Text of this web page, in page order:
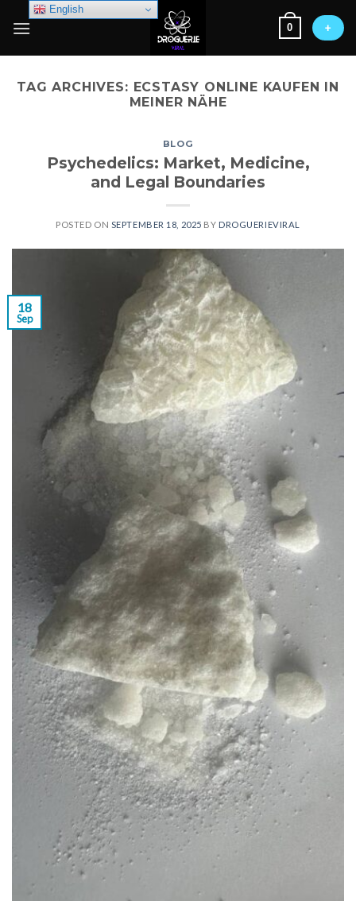
0 +
TAG ARCHIVES: ECSTASY ONLINE KAUFEN IN
MEINER NÄHE
BLOG
Psychedelics: Market, Medicine,
and Legal Boundaries
POSTED ON SEPTEMBER 18, 2025 BY DROGUERIEVIRAL
18
Sep
English